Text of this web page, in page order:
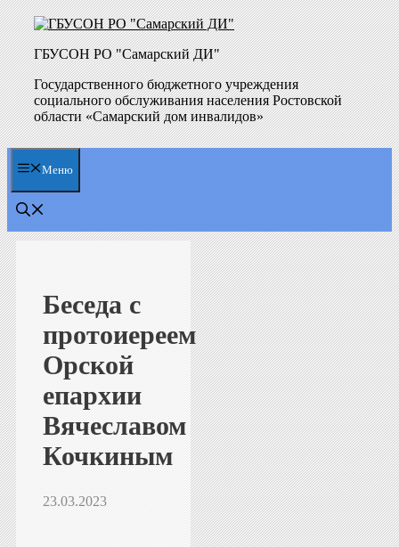
Перейти
к
содержимому
ГБУСОН РО "Самарский ДИ"
Государственного бюджетного учреждения
социального обслуживания населения Ростовской
области «Самарский дом инвалидов»
Меню
Беседа с
протоиереем
Орской
епархии
Вячеславом
Кочкиным
23.03.2023